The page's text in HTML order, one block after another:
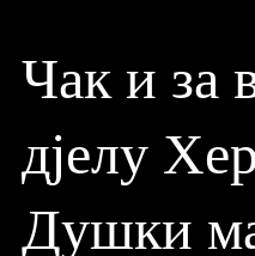
Чак и за
дјелу
Душки